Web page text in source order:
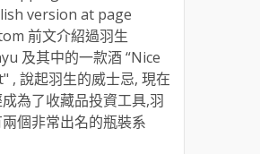
version at page
前文介紹過羽生
及其中的一款酒 “Nice
, 說起羽生的威士忌, 現在
為了收藏品投資工具,羽
個非常出名的瓶裝系